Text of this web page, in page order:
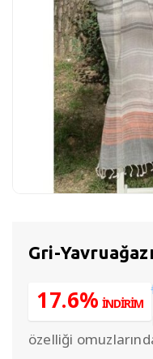
Gri-
17.6% İNDİRİM
özelliği